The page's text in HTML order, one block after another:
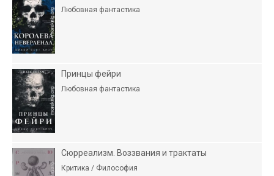
Любовная фантастика
Принцы фейри
Любовная фантастика
Сюрреализм. Воззвания и трактаты
Критика / Философия